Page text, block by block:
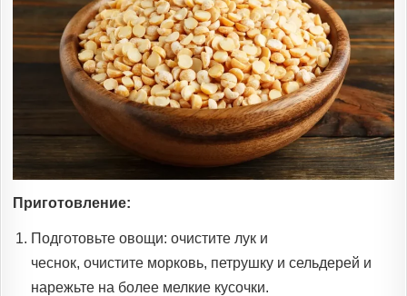
Приготовление:
Подготовьте овощи: очистите лук и
чеснок, очистите морковь, петрушку и сельдерей и
нарежьте на более мелкие кусочки.